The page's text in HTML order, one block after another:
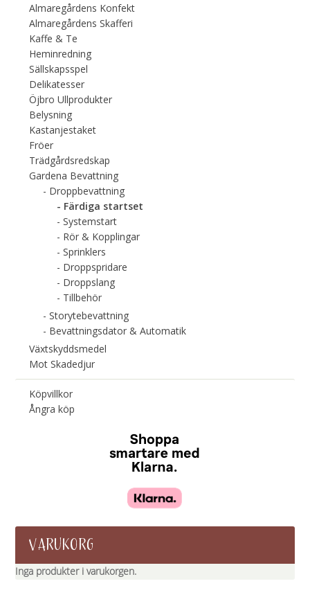
Almaregårdens Konfekt
Almaregårdens Skafferi
Kaffe & Te
Heminredning
Sällskapsspel
Delikatesser
Öjbro Ullprodukter
Belysning
Kastanjestaket
Fröer
Trädgårdsredskap
Gardena Bevattning
Droppbevattning
Färdiga startset
Systemstart
Rör & Kopplingar
Sprinklers
Droppspridare
Droppslang
Tillbehör
Storytebevattning
Bevattningsdator & Automatik
Växtskyddsmedel
Mot Skadedjur
Köpvillkor
Ångra köp
VARUKORG
Inga produkter i varukorgen.